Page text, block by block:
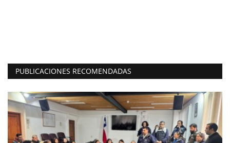
PUBLICACIONES RECOMENDADAS